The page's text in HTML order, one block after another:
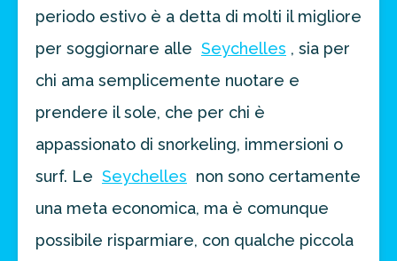
periodo estivo è a detta di molti il migliore
per soggiornare alle Seychelles , sia per
chi ama semplicemente nuotare e
prendere il sole, che per chi è
appassionato di snorkeling, immersioni o
surf. Le Seychelles non sono certamente
una meta economica, ma è comunque
possibile risparmiare, con qualche piccola